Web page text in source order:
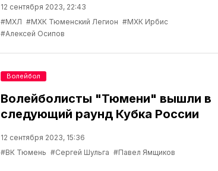
12 сентября 2023, 22:43
#МХЛ #МХК Тюменский Легион #МХК Ирбис
#Алексей Осипов
Волейболисты "Тюмени" вышли в
следующий раунд Кубка России
12 сентября 2023, 15:36
#ВК Тюмень #Сергей Шульга #Павел Ямщиков
Волейбол